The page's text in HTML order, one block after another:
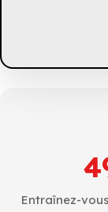
Entraînez-